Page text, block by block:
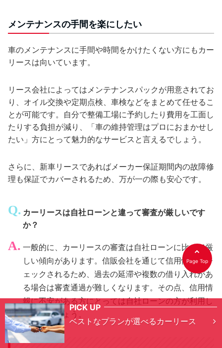
メンテナンスの手間を楽にしたい
車のメンテナンスに手間や時間をかけたくない方にもカー
リースは向いています。
リース会社によってはメンテナンスパックが用意されてお
り、オイル交換や定期点検、車検などをまとめて任せるこ
とが可能です。自分で整備工場に予約したり費用を工面し
たりする負担が減り、「車の維持管理はプロにおまかせし
たい」方にとって魅力的なサービスと言えるでしょう。
さらに、新車リースであればメーカー保証期間内の故障修
理も保証でカバーされるため、万が一の際も安心です。
カーリースは自社ローンと違って審査が厳しいです
か？
一般的に、カーリースの審査は自社ローンに比べて厳
しい傾向があります。信販会社を通じて信用情報がチ
ェックされるため、過去の延滞や複数の借り入れがあ
る場合は審査通過が難しくなります。その点、信用情
報に不安がある方にとっては自社ローンの方が利用し
やすいでしょう。
PICK UP
ベストなプランが選べるカーリース
Page Top